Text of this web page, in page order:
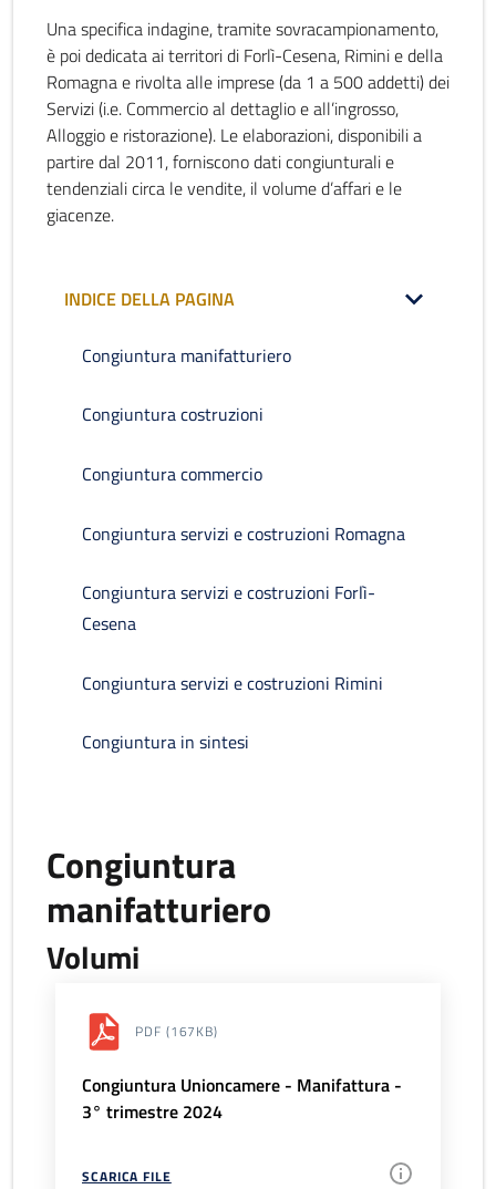
Una specifica indagine, tramite sovracampionamento,
è poi dedicata ai territori di Forlì-Cesena, Rimini e della
Romagna e rivolta alle imprese (da 1 a 500 addetti) dei
Servizi (i.e. Commercio al dettaglio e all’ingrosso,
Alloggio e ristorazione). Le elaborazioni, disponibili a
partire dal 2011, forniscono dati congiunturali e
tendenziali circa le vendite, il volume d’affari e le
giacenze.
INDICE DELLA PAGINA
Congiuntura manifatturiero
Congiuntura costruzioni
Congiuntura commercio
Congiuntura servizi e costruzioni Romagna
Congiuntura servizi e costruzioni Forlì-
Cesena
Congiuntura servizi e costruzioni Rimini
Congiuntura in sintesi
Congiuntura
manifatturiero
Volumi
PDF (167KB)
Congiuntura Unioncamere - Manifattura -
3° trimestre 2024
SCARICA FILE